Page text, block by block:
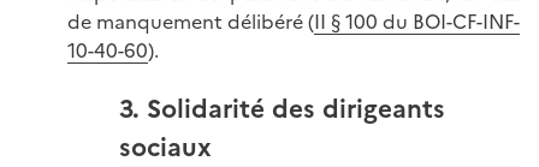
de manquement délibéré (II § 100 du BOI-CF-INF-
10-40-60).
3. Solidarité des dirigeants
sociaux